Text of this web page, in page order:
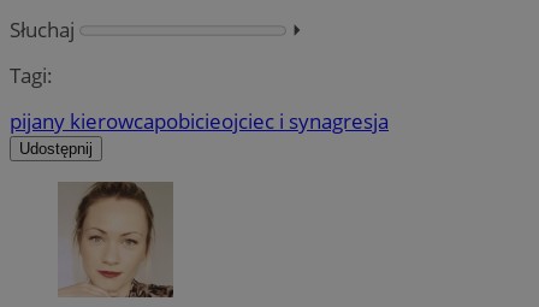
Słuchaj
⏵︎
Tagi:
pijany kierowcapobicieojciec i synagresja
Udostępnij